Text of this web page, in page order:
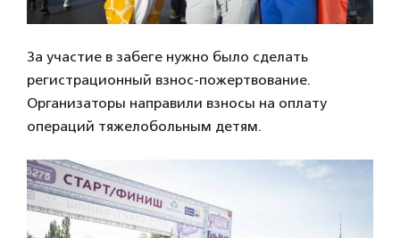
За участие в забеге нужно было сделать
регистрационный взнос-пожертвование.
Организаторы направили взносы на оплату
операций тяжелобольным детям.